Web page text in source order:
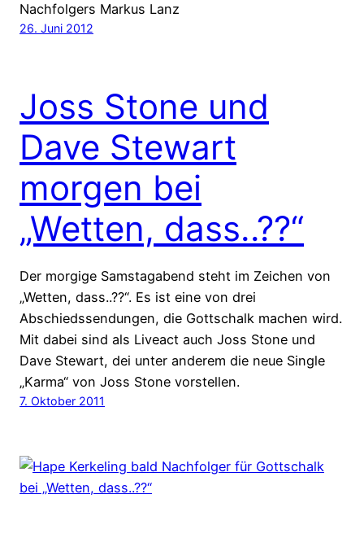
Nachfolgers Markus Lanz
26. Juni 2012
Joss Stone und
Dave Stewart
morgen bei
„Wetten, dass..??“
Der morgige Samstagabend steht im Zeichen von
„Wetten, dass..??“. Es ist eine von drei
Abschiedssendungen, die Gottschalk machen wird.
Mit dabei sind als Liveact auch Joss Stone und
Dave Stewart, dei unter anderem die neue Single
„Karma“ von Joss Stone vorstellen.
7. Oktober 2011